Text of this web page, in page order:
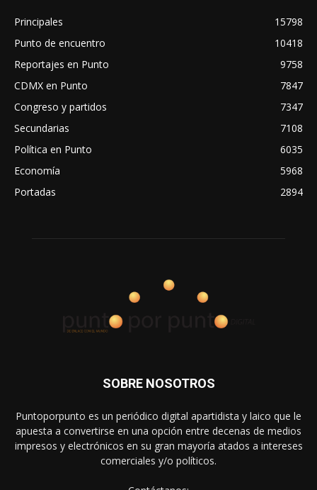
Principales
15798
Punto de encuentro
10418
Reportajes en Punto
9758
CDMX en Punto
7847
Congreso y partidos
7347
Secundarias
7108
Política en Punto
6035
Economía
5968
Portadas
2894
SOBRE NOSOTROS
Puntoporpunto es un periódico digital apartidista y laico que le
apuesta a convertirse en una opción entre decenas de medios
impresos y electrónicos en su gran mayoría atados a intereses
comerciales y/o políticos.